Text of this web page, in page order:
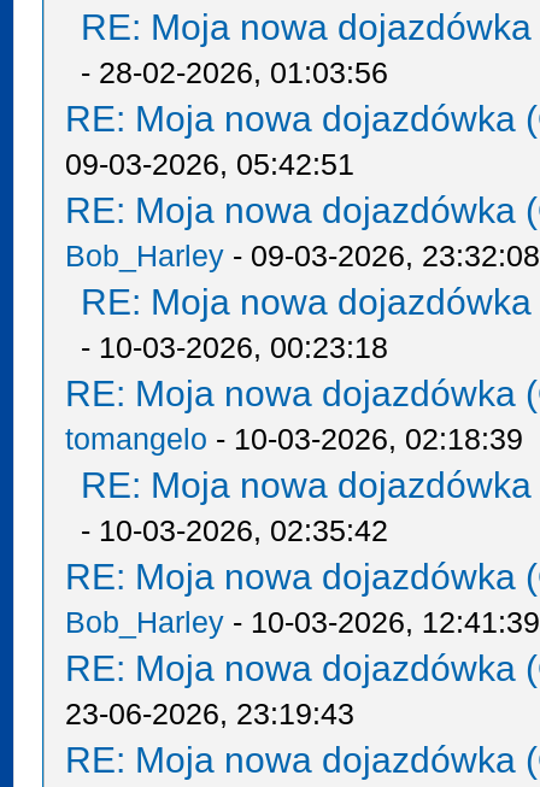
RE: Moja nowa
- 28-02-2026, 01:03:56
RE: Moja nowa dojazdówka
09-03-2026, 05:42:51
RE: Moja nowa dojazdówka
Bob_Harley - 09-03-2026, 23:32:08
RE: Moja nowa
- 10-03-2026, 00:23:18
RE: Moja nowa dojazdówka
tomangelo - 10-03-2026, 02:18:39
RE: Moja nowa
- 10-03-2026, 02:35:42
RE: Moja nowa dojazdówka
Bob_Harley - 10-03-2026, 12:41:39
RE: Moja nowa dojazdówka
23-06-2026, 23:19:43
RE: Moja nowa dojazdówka